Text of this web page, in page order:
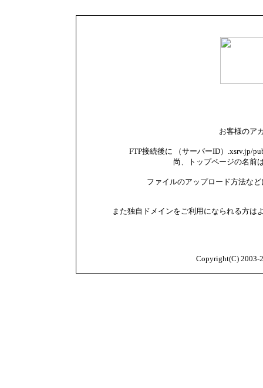
お客様のア
FTP接続後に （サーバーID）.xsrv.jp/
尚、トップページの名前
ファイルのアップロード方法な
また独自ドメインをご利用になられる方は
Copyright(C) 2003-